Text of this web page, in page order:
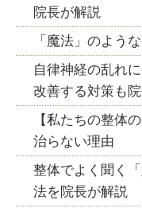
院長が解説
「魔法」のよう
自律神経の乱れ
改善する対策も
【私たちの整体
治らない理由
整体でよく聞く
法を院長が解説